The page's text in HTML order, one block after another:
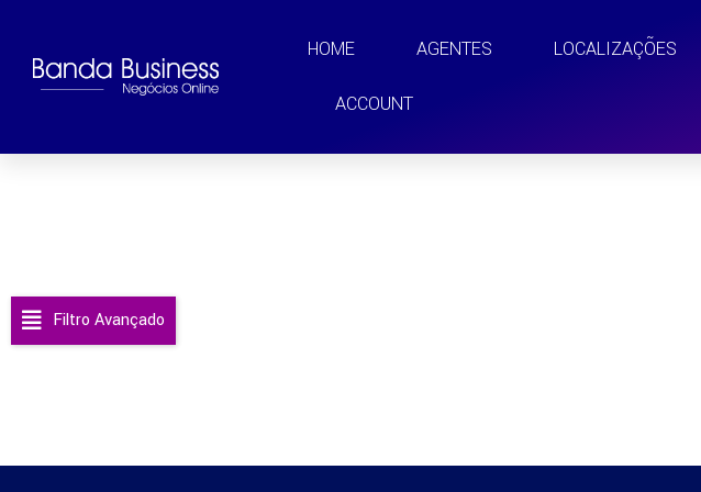
HOME AGENTES LOCALIZAÇÕES
ACCOUNT
Filtro Avançado